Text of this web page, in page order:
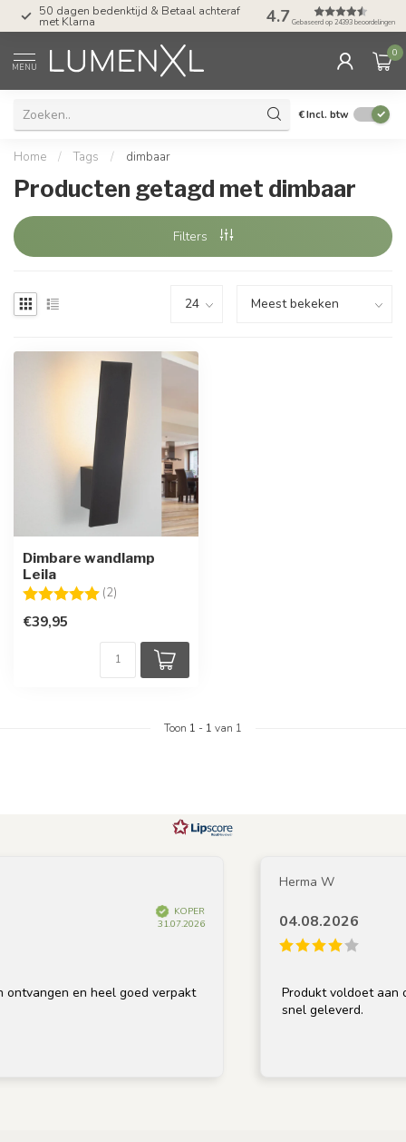
50 dagen bedenktijd & Betaal achteraf
met Klarna
Tel: ma-do tot
17.00 uur
4.7 Gebaseerd op 24393 beoordelingen
MENU
0
€Incl. btw
Home / Tags / dimbaar
Producten getagd met dimbaar
Filters
Dimbare wandlamp
Leila
Beoordeling: (2)
€39,95
Toon 1 - 1 van 1
KOPER
31.07.2026
en heel goed verpakt
Herma W
04.08.2026
Produkt voldoet aan
snel geleverd.